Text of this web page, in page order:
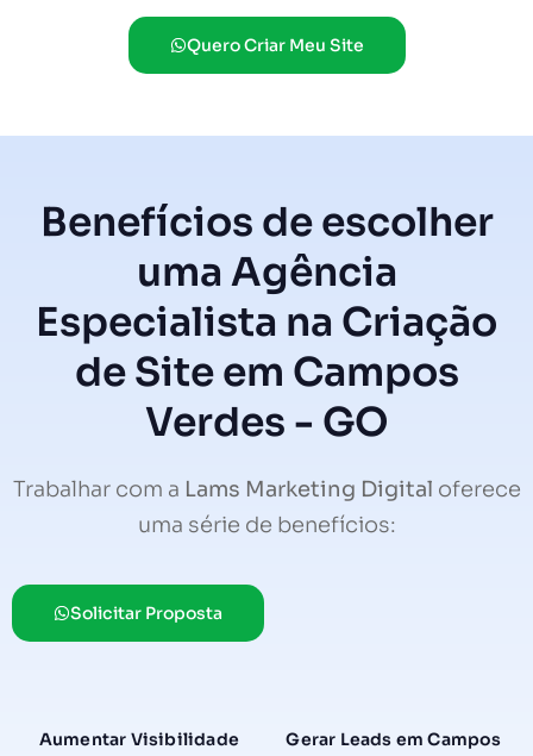
Quero Criar Meu Site
Benefícios de escolher
uma Agência
Especialista na Criação
de Site em Campos
Verdes - GO
Trabalhar com a Lams Marketing Digital oferece
uma série de benefícios:
Solicitar Proposta
Aumentar Visibilidade
Gerar Leads em Campos